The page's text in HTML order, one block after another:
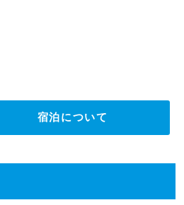
宿泊について